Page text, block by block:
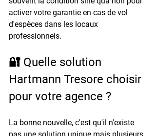
activer votre garantie en cas de vol
d'espèces dans les locaux
professionnels.
🔐 Quelle solution
Hartmann Tresore choisir
pour votre agence ?
La bonne nouvelle, c'est qu'il n'existe
pas une solution unique mais plusieurs